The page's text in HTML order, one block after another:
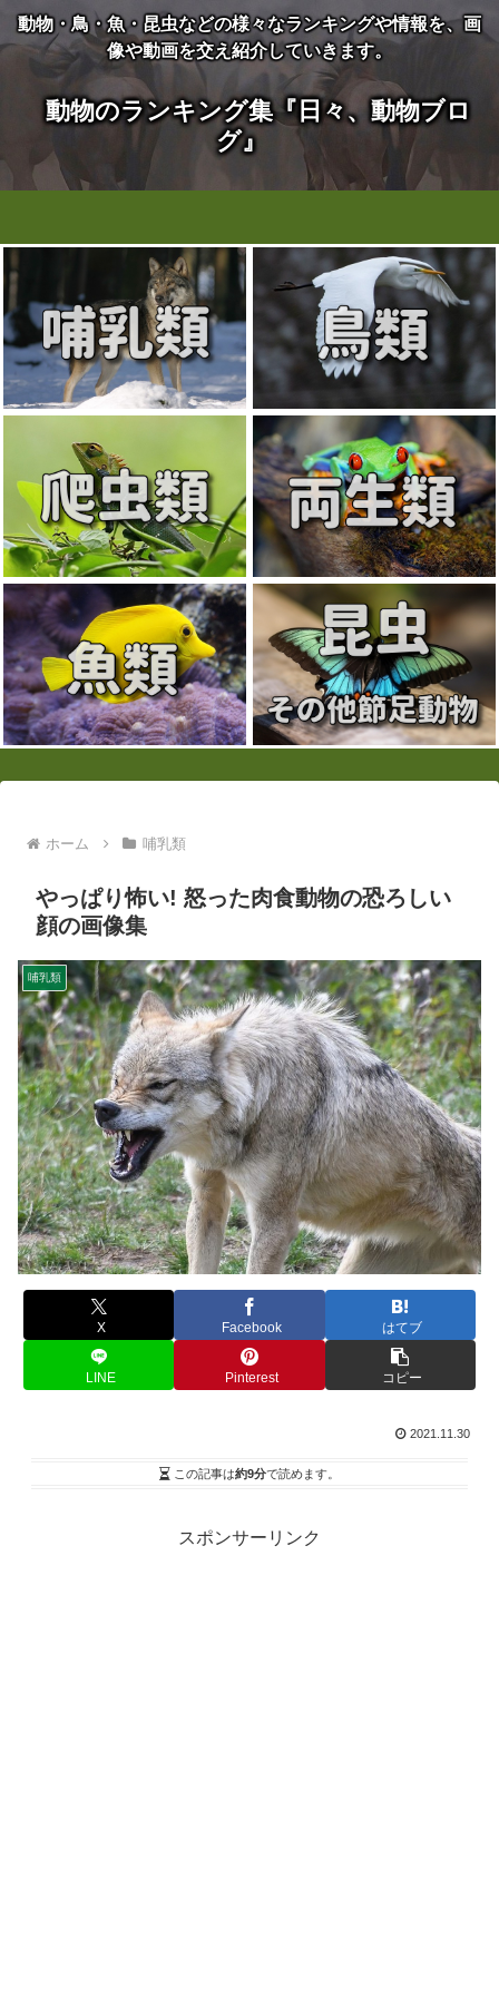
動物・鳥・魚・昆虫などの様々なランキングや情報を、画
像や動画を交え紹介していきます。
動物のランキング集『日々、動物ブロ
グ』
ホーム 哺乳類
やっぱり怖い! 怒った肉食動物の恐ろしい
顔の画像集
哺乳類
X Facebook はてブ
LINE Pinterest コピー
2021.11.30
この記事は約9分で読めます。
スポンサーリンク